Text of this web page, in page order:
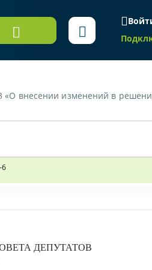
решение Бобруйского городского Совета
6
ДЕПУТАТОВ